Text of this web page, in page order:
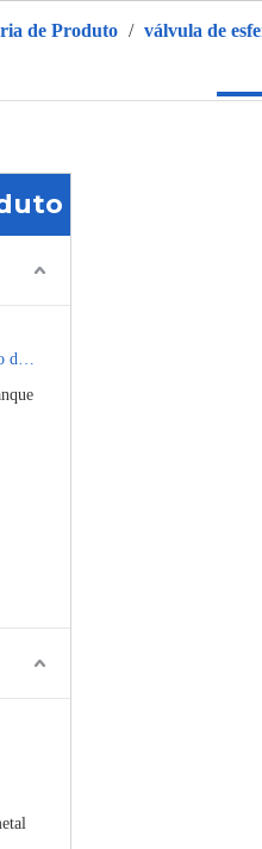
de Produto / válvula de
Válvula Esférica de Revestimento de Aquecimento